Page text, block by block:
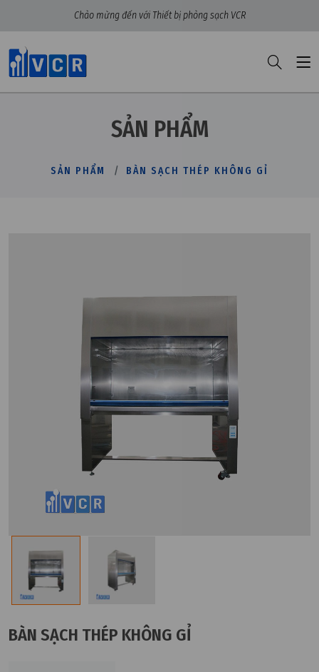
Chào mừng đến với Thiết bị phòng sạch VCR
SẢN PHẨM
SẢN PHẨM BÀN SẠCH THÉP KHÔNG GỈ
BÀN SẠCH THÉP KHÔNG GỈ